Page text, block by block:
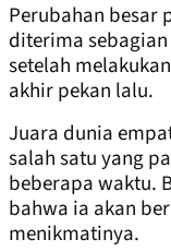
Perubahan besar
diterima
setelah
akhir pekan lalu.
Juara dunia
salah satu yang
beberapa waktu.
bahwa ia akan
menikmatinya.